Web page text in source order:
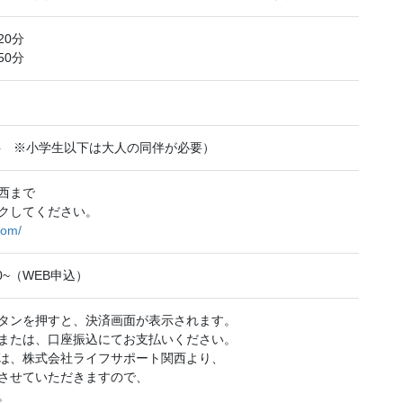
分
分
※小学生以下は大人の同伴が必要）
まで
してください。
WEB申込）
ンを押すと、決済画面が表示されます。
たは、口座振込にてお支払いください。
、株式会社ライフサポート関西より、
せていただきますので、